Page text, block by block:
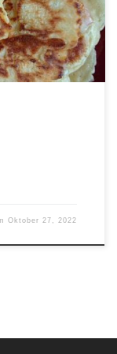
Oktober 27, 2022